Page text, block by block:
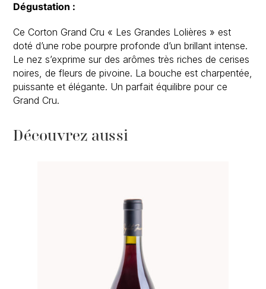
Dégustation :
Ce Corton Grand Cru « Les Grandes Lolières » est
doté d’une robe pourpre profonde d’un brillant intense.
Le nez s’exprime sur des arômes très riches de cerises
noires, de fleurs de pivoine. La bouche est charpentée,
puissante et élégante. Un parfait équilibre pour ce
Grand Cru.
Découvrez aussi